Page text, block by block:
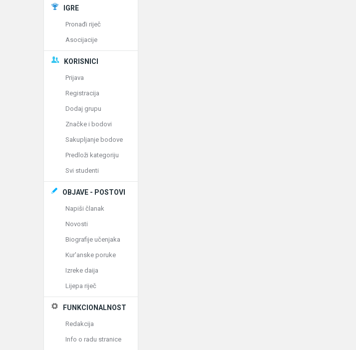
IGRE
Pronađi riječ
Asocijacije
KORISNICI
Prijava
Registracija
Dodaj grupu
Značke i bodovi
Sakupljanje bodove
Predloži kategoriju
Svi studenti
OBJAVE - POSTOVI
Napiši članak
Novosti
Biografije učenjaka
Kur'anske poruke
Izreke daija
Lijepa riječ
FUNKCIONALNOST
Redakcija
Info o radu stranice